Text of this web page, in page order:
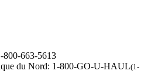
800-663-5613
du Nord: 1-800-GO-U-HAUL(1-